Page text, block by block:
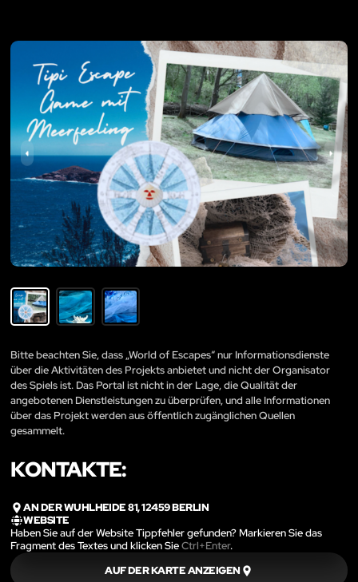
Bitte beachten Sie, dass „World of Escapes“ nur Informationsdienste
über die Aktivitäten des Projekts anbietet und nicht der Organisator
des Spiels ist. Das Portal ist nicht in der Lage, die Qualität der
angebotenen Dienstleistungen zu überprüfen, und alle Informationen
über das Projekt werden aus öffentlich zugänglichen Quellen
gesammelt.
KONTAKTE:
AN DER WUHLHEIDE 81, 12459 BERLIN
WEBSITE
Haben Sie auf der Website Tippfehler gefunden? Markieren Sie das
Fragment des Textes und klicken SieCtrl+Enter.
AUF DER KARTE ANZEIGEN